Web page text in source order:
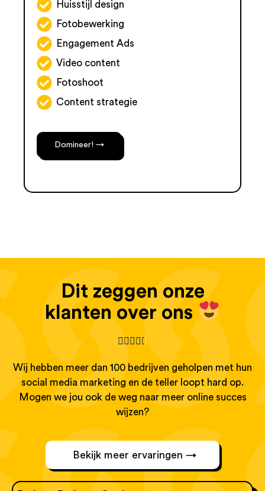
Huisstijl design
Fotobewerking
Engagement Ads
Video content
Fotoshoot
Content strategie
Domineer! →
Dit zeggen onze
klanten over ons
    
Wij hebben meer dan 100 bedrijven geholpen met hun
social media marketing en de teller loopt hard op.
Mogen we jou ook de weg naar meer online succes
wijzen?
Bekijk meer ervaringen →